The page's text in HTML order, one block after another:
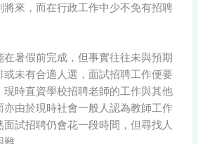
來，而在行政工作中少不免有招聘
暑假前完成，但事實往往未與預期
未有合適人選，面試招聘工作便要
現時直資學校招聘老師的工作與其他
由於現時社會一般人認為教師工作
試招聘仍會花一段時間，但尋找人